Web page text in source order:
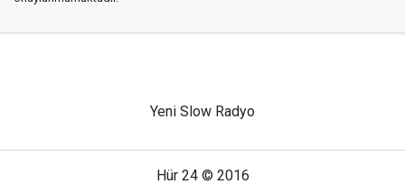
Yeni Slow Radyo
Hür 24 © 2016